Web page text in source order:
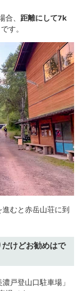
、 距離にして7k
です。
むと赤岳山荘に到
けどお勧めはで
戸登山口駐車場」